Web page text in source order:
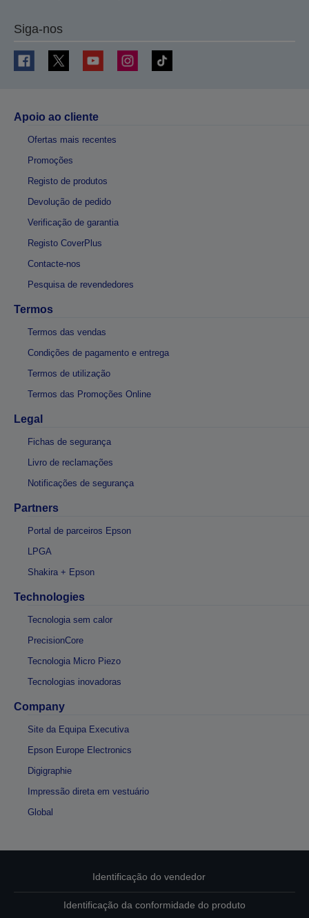
Siga-nos
Apoio ao cliente
Ofertas mais recentes
Promoções
Registo de produtos
Devolução de pedido
Verificação de garantia
Registo CoverPlus
Contacte-nos
Pesquisa de revendedores
Termos
Termos das vendas
Condições de pagamento e entrega
Termos de utilização
Termos das Promoções Online
Legal
Fichas de segurança
Livro de reclamações
Notificações de segurança
Partners
Portal de parceiros Epson
LPGA
Shakira + Epson
Technologies
Tecnologia sem calor
PrecisionCore
Tecnologia Micro Piezo
Tecnologias inovadoras
Company
Site da Equipa Executiva
Epson Europe Electronics
Digigraphie
Impressão direta em vestuário
Global
Identificação do vendedor
Identificação da conformidade do produto